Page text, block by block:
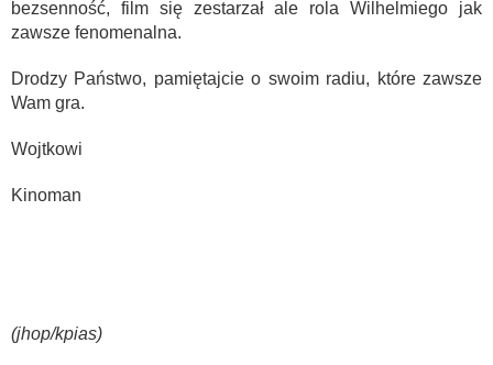
bezsenność, film się zestarzał ale rola Wilhelmiego jak
zawsze fenomenalna.
Drodzy Państwo, pamiętajcie o swoim radiu, które zawsze
Wam gra.
Wojtkowi
Kinoman
(jhop/kpias)